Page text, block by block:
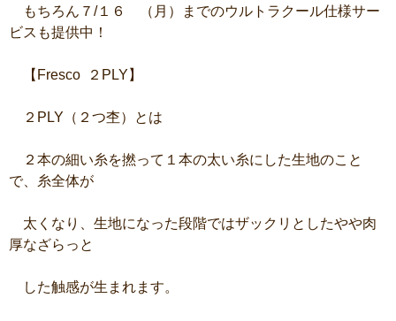
もちろん７/１６ （月）までのウルトラクール仕様サー
ビスも提供中！
【Fresco ２PLY】
２PLY（２つ杢）とは
２本の細い糸を撚って１本の太い糸にした生地のこと
で、糸全体が
太くなり、生地になった段階ではザックリとしたやや肉
厚なざらっと
した触感が生まれます。